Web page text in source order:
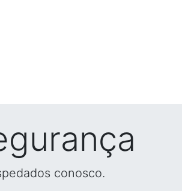
conosco.